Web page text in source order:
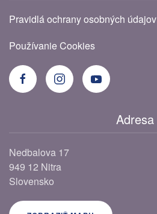
Pravidlá ochrany osobných údajov
Používanie Cookies
Adresa
Nedbalova 17
949 12 Nitra
Slovensko